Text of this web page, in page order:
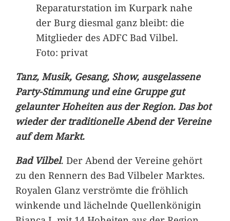
Reparaturstation im Kurpark nahe
der Burg diesmal ganz bleibt: die
Mitglieder des ADFC Bad Vilbel.
Foto: privat
Tanz, Musik, Gesang, Show, ausgelassene
Party-Stimmung und eine Gruppe gut
gelaunter Hoheiten aus der Region. Das bot
wieder der traditionelle Abend der Vereine
auf dem Markt.
Bad Vilbel. Der Abend der Vereine gehört
zu den Rennern des Bad Vilbeler Marktes.
Royalen Glanz verströmte die fröhlich
winkende und lächelnde Quellenkönigin